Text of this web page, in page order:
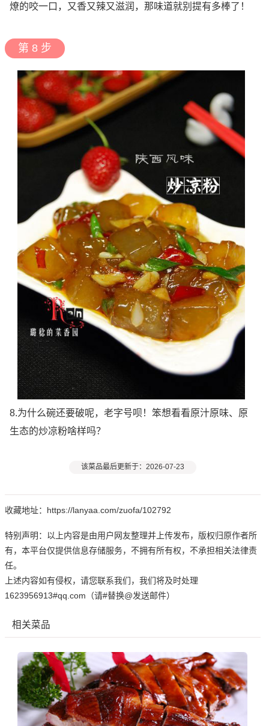
燎的咬一口，又香又辣又滋润，那味道就别提有多棒了！
第 8 步
8.为什么碗还要破呢，老字号呗！笨想看看原汁原味、原
生态的炒凉粉啥样吗？
该菜品最后更新于：2026-07-23
收藏地址：https://lanyaa.com/zuofa/102792
特别声明：以上内容是由用户网友整理并上传发布，版权归原作者所
有，本平台仅提供信息存储服务，不拥有所有权，不承担相关法律责
任。
上述内容如有侵权，请您联系我们，我们将及时处理
1623956913#qq.com（请#替换@发送邮件）
相关菜品